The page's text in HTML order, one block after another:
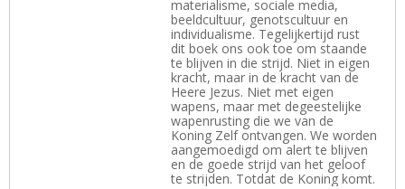
materialisme, sociale media,
beeldcultuur, genotscultuur en
individualisme. Tegelijkertijd rust
dit boek ons ook toe om staande
te blijven in die strijd. Niet in eigen
kracht, maar in de kracht van de
Heere Jezus. Niet met eigen
wapens, maar met degeestelijke
wapenrusting die we van de
Koning Zelf ontvangen. We worden
aangemoedigd om alert te blijven
en de goede strijd van het geloof
te strijden. Totdat de Koning komt.